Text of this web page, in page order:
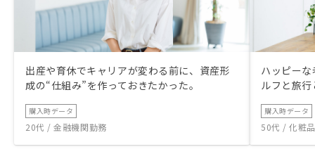
出産や育休でキャリアが変わる前に、資産形
成の“仕組み”を作っておきたかった。
購入時データ
20代 / 金融機関勤務
ハッピー
ルフと旅
購入時データ
50代 / 化粧